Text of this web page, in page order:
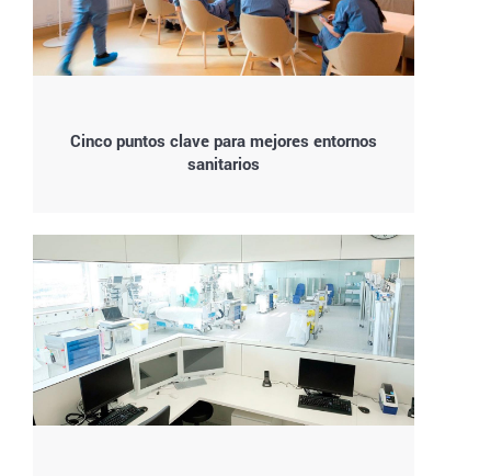
Cinco puntos clave para mejores entornos
sanitarios